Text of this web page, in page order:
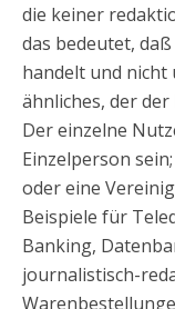
die keiner
das bedeutet,
handelt und nicht
ähnliches, der
Der einzelne
Einzelperson
oder eine
Beispiele für
Banking,
journalistisch-